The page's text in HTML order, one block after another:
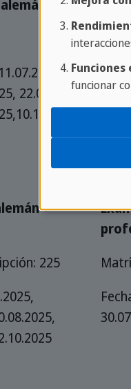
22.08.2025,
225
Funciones
funcionar